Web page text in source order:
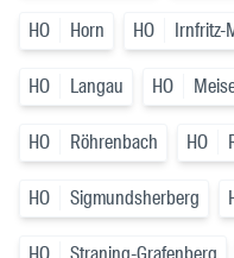
HO Horn HO Irnfritz-
HO Langau HO
HO Röhrenbach HO
HO Sigmundsherberg